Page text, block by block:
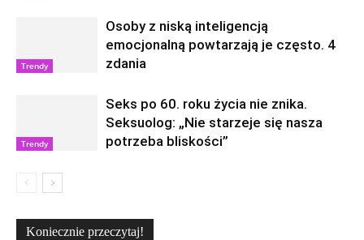
Trendy
Osoby z niską inteligencją
emocjonalną powtarzają je często. 4
zdania
Trendy
Seks po 60. roku życia nie znika.
Seksuolog: „Nie starzeje się nasza
potrzeba bliskości”
Koniecznie przeczytaj!